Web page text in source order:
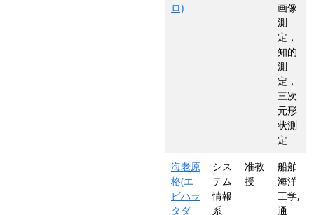
ロ)
画像
測
定，
知的
測
定，
三次
元形
状測
定
海老原
格(エ
ビハラ
タダ
シス
テム
情報
系
准教
授
船舶
海洋
工学,
通